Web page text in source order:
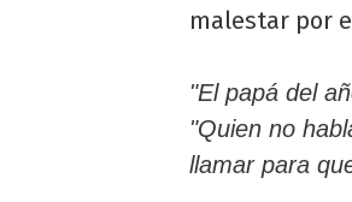
malestar por
"El papá del
"Quien no
llamar para